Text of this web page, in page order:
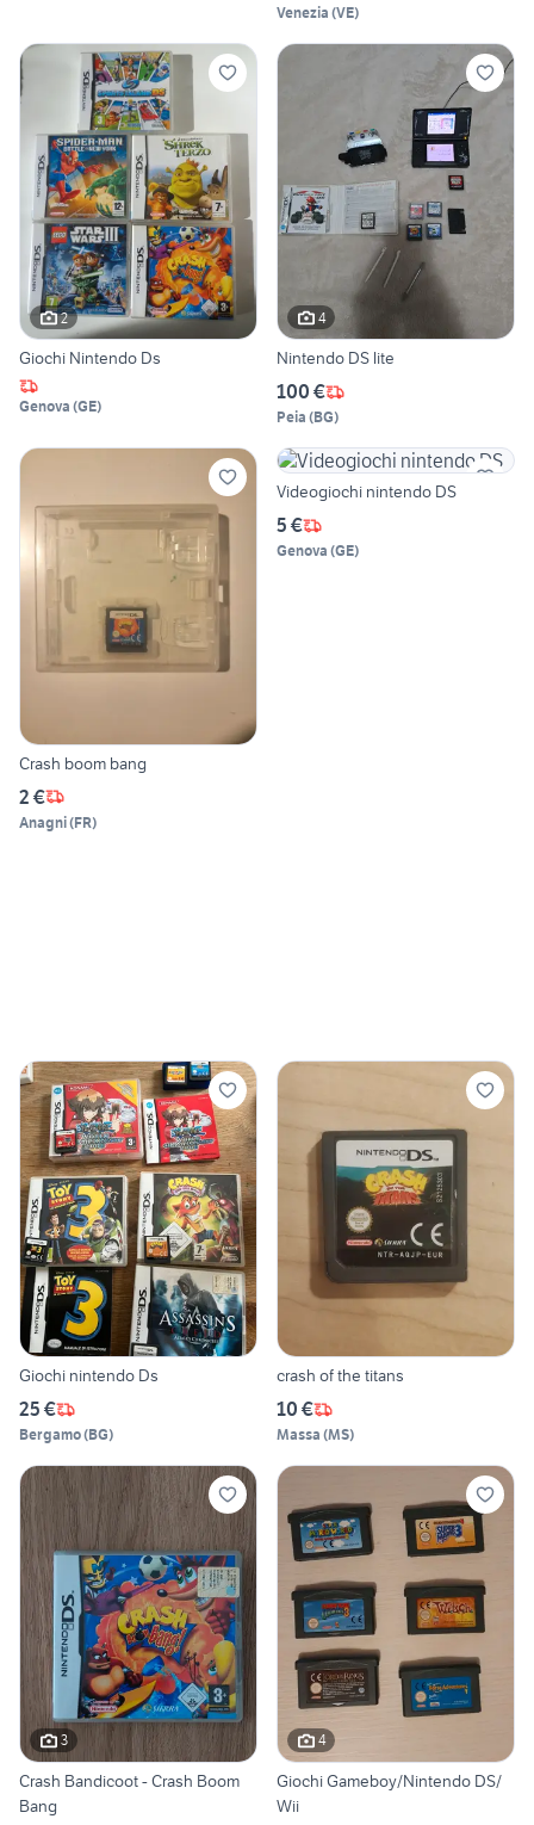
Venezia (VE)
2
Giochi Nintendo Ds
Genova (GE)
4
Nintendo DS lite
100 €
Peia (BG)
Crash boom bang
2 €
Anagni(FR)
Videogiochi nintendo DS
5 €
Genova (GE)
Giochi nintendo Ds
25 €
Bergamo(BG)
crash of the titans
10 €
Massa (MS)
3
Crash Bandicoot - Crash Boom
Bang
4
Giochi Gameboy/Nintendo DS/
Wii